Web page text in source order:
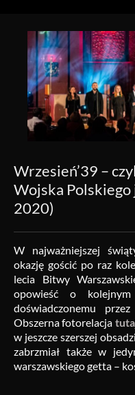
Wrzesień’39 –
Wojska
2020)
W najważniejszej
okazję gościć po raz
lecia Bitwy
opowieść o
doświadczonemu
Obszerna fotorelacja
w jeszcze szerszej
zabrzmiał także w
warszawskiego getta –